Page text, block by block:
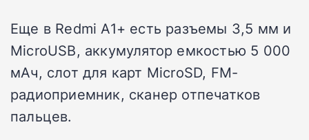
Еще в Redmi A1+ есть разъемы 3,5 мм и
MicroUSB, аккумулятор емкостью 5 000
мАч, слот для карт MicroSD, FM-
радиоприемник, сканер отпечатков
пальцев.